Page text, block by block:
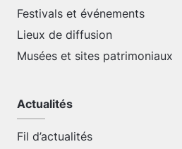
Festivals et événements
Lieux de diffusion
Musées et sites patrimoniaux
Actualités
Fil d’actualités